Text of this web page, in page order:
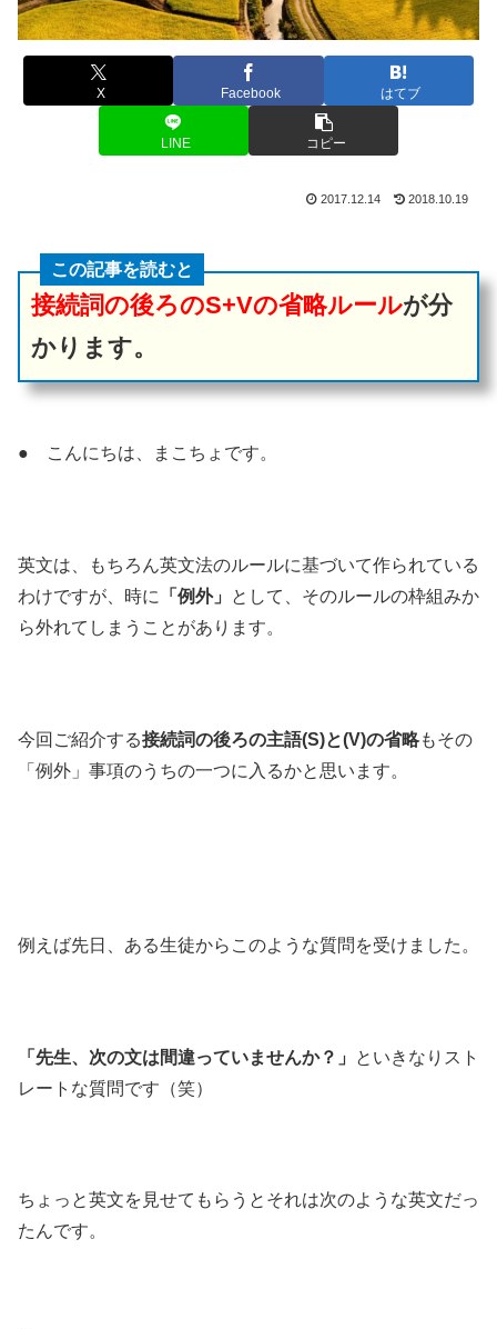
X Facebook はてブ
LINE コピー
2017.12.14 2018.10.19
この記事を読むと
接続詞の後ろのS+Vの省略ルールが分
かります。
● こんにちは、まこちょです。
英文は、もちろん英文法のルールに基づいて作られている
わけですが、時に
「例外」
として、そのルールの枠組みか
ら外れてしまうことがあります。
今回ご紹介する接続詞の後ろの主語(S)と(V)の省略もその
「例外」事項のうちの一つに入るかと思います。
例えば先日、ある生徒からこのような質問を受けました。
「先生、次の文は間違っていませんか？」
といきなりスト
レートな質問です（笑）
ちょっと英文を見せてもらうとそれは次のような英文だっ
たんです。